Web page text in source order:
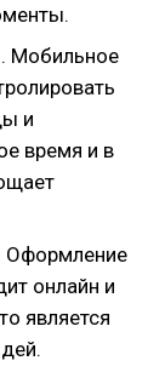
. Мобильное
и
время и в
Оформление
онлайн и
является